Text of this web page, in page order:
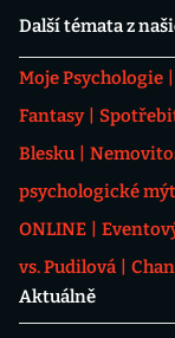
Další témata z
Moje Psychologie
Fantasy
Blesku
psychologické
ONLINE
vs. Pudilová
Aktuálně